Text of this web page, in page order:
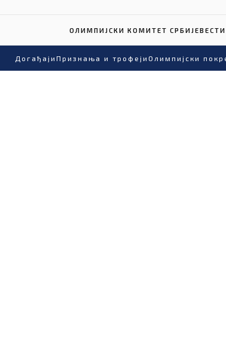
ОЛИМПИЈСКИ КОМИТЕТ СРБИЈЕВЕСТИ
Догађаји Признања и трофеји Олимпијски